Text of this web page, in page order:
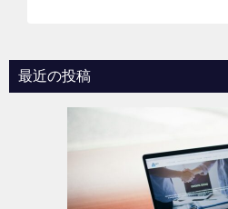
ョ
ン
最近の投稿